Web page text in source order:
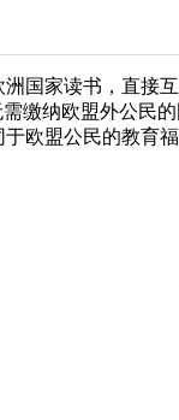
国家读书，直接
缴纳欧盟外公民
欧盟公民的教育